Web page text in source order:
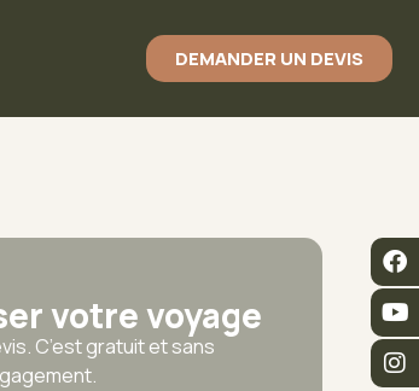
DEMANDER UN DEVIS
votre voyage
C’est gratuit et sans